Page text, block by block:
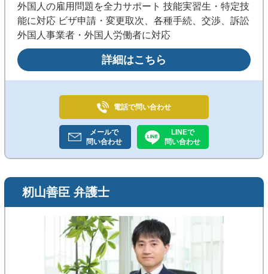
外国人の雇用問題を全力サポート 技能実習生・特定技
能に対応 ビザ申請・変更取次、各種手続、交渉、訴訟
外国人事業者・外国人労働者に対応
詳細はこちら
電話で問い合わせ
メールで
問い合わせ
LINEで
問い合わせ
籾山善臣 弁護士